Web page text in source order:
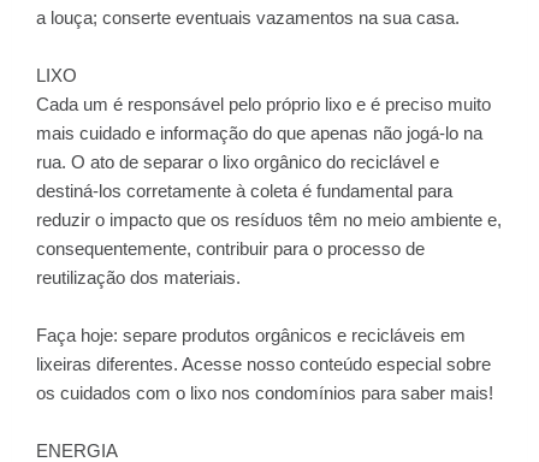
a louça; conserte eventuais vazamentos na sua casa.
LIXO
Cada um é responsável pelo próprio lixo e é preciso muito
mais cuidado e informação do que apenas não jogá-lo na
rua. O ato de separar o lixo orgânico do reciclável e
destiná-los corretamente à coleta é fundamental para
reduzir o impacto que os resíduos têm no meio ambiente e,
consequentemente, contribuir para o processo de
reutilização dos materiais.
Faça hoje: separe produtos orgânicos e recicláveis em
lixeiras diferentes. Acesse nosso conteúdo especial sobre
os cuidados com o lixo nos condomínios para saber mais!
ENERGIA